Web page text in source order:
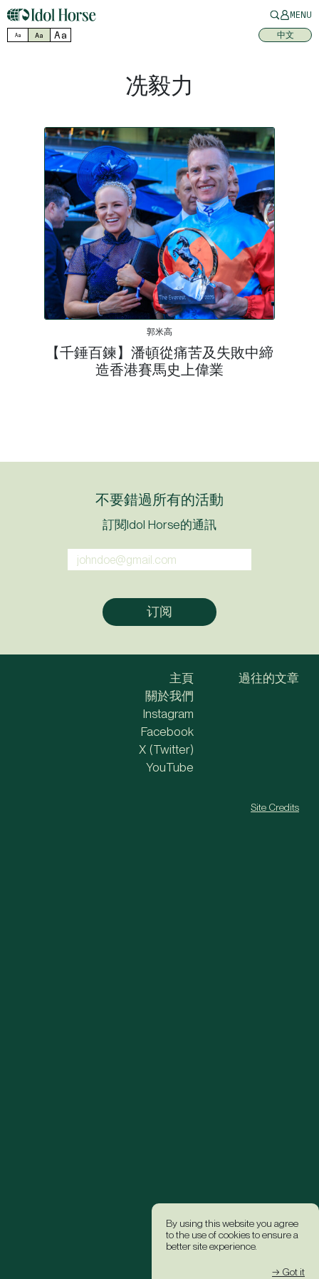
MENU
Aa Aa Aa 中文
By using this website you agree
to the use of cookies to ensure a
better site experience.
→ Got it
冼毅力
郭米高
【千錘百鍊】潘頓從痛苦及失敗中締
造香港賽馬史上偉業
不要錯過所有的活動
訂閱Idol Horse的通訊
主頁
關於我們
過往的文章
Instagram
Facebook
X (Twitter)
YouTube
Site Credits